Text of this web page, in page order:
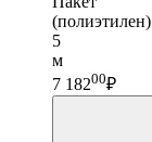
(полиэтилен)
5
м
7 18200₽